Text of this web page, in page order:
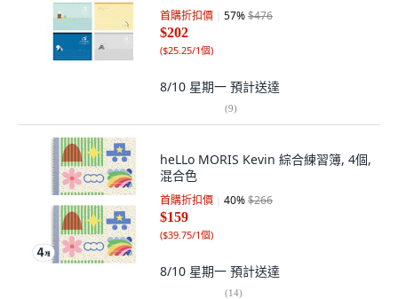
首購折扣價 57%$476
$202
($25.25/1個)
8/10 星期一 預計送達
(9)
heLLo MORIS Kevin 綜合練習簿, 4個,
混合色
首購折扣價 40%$266
$159
($39.75/1個)
8/10 星期一 預計送達
(14)